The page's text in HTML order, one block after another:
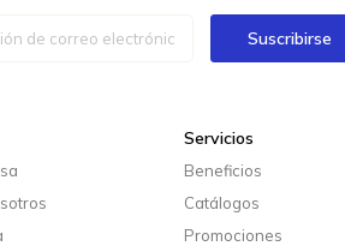
Suscribirse
Servicios
Beneficios
Catálogos
Promociones